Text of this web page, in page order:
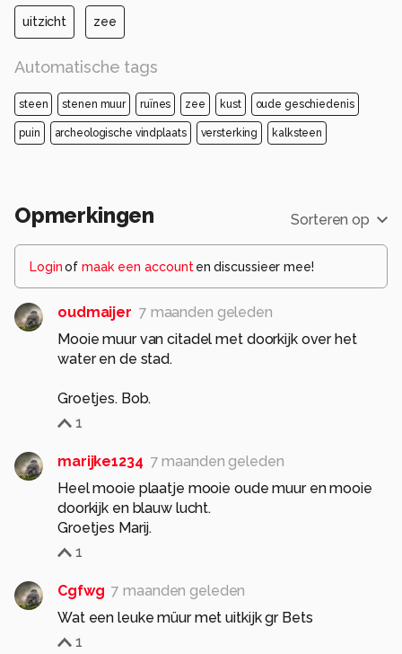
uitzicht zee
Automatische tags
steen stenen muur ruïnes zee kust oude geschiedenis
puin archeologische vindplaats versterking kalksteen
Opmerkingen Sorteren op
Loginof maak een account en discussieer mee!
oudmaijer 7 maanden geleden
Mooie muur van citadel met doorkijk over het
water en de stad.
Groetjes. Bob.
1
marijke1234 7 maanden geleden
Heel mooie plaatje mooie oude muur en mooie
doorkijk en blauw lucht.
Groetjes Marij.
1
Cgfwg 7 maanden geleden
Wat een leuke müur met uitkijk gr Bets
1